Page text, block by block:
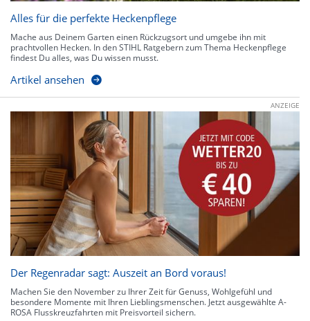
Alles für die perfekte Heckenpflege
Mache aus Deinem Garten einen Rückzugsort und umgebe ihn mit
prachtvollen Hecken. In den STIHL Ratgebern zum Thema Heckenpflege
findest Du alles, was Du wissen musst.
Artikel ansehen
ANZEIGE
Der Regenradar sagt: Auszeit an Bord voraus!
Machen Sie den November zu Ihrer Zeit für Genuss, Wohlgefühl und
besondere Momente mit Ihren Lieblingsmenschen. Jetzt ausgewählte A-
ROSA Flusskreuzfahrten mit Preisvorteil sichern.